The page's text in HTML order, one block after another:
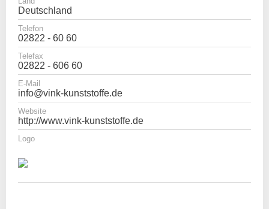
Deutschland
Telefon
02822 - 60 60
Telefax
02822 - 606 60
E-Mail
info@vink-kunststoffe.de
Website
http://www.vink-kunststoffe.de
Logo